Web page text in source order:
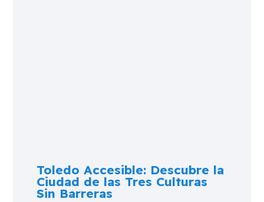
Toledo Accesible: Descubre la
Ciudad de las Tres Culturas
Sin Barreras